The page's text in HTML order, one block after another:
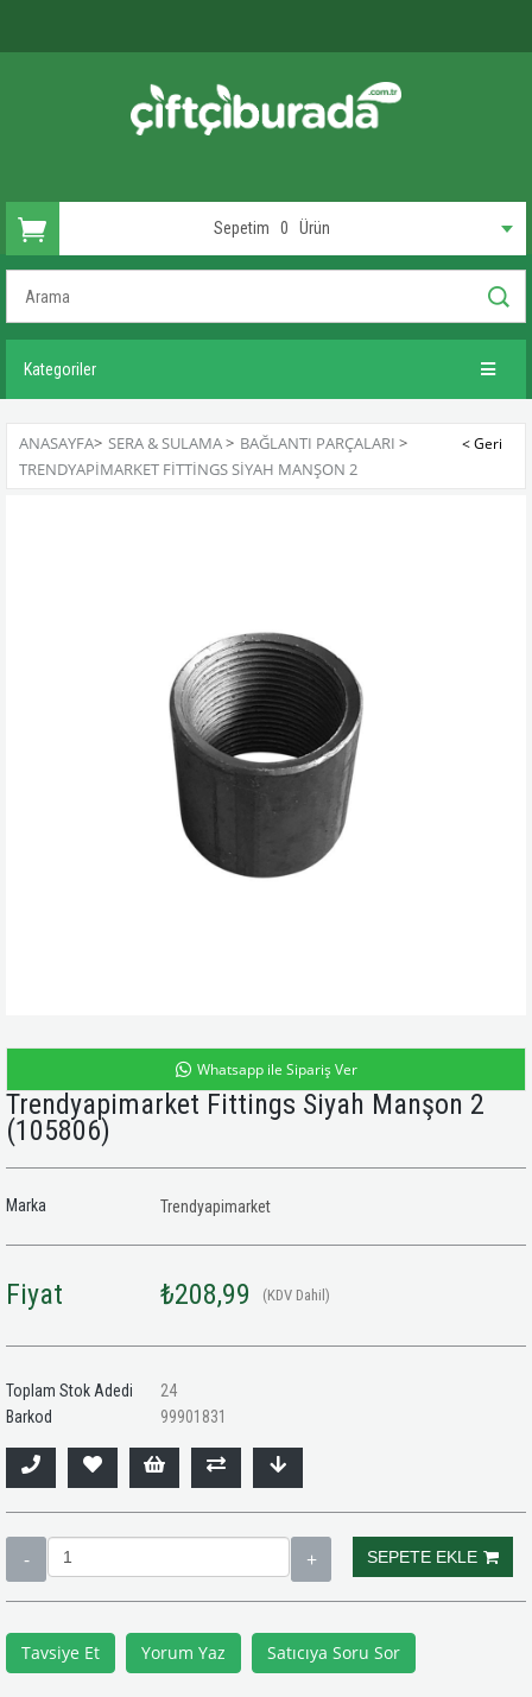
Sepetim 0 Ürün
Kategoriler
ANASAYFA> SERA & SULAMA> BAĞLANTI PARÇALARI >
TRENDYAPIMARKET FITTINGS SIYAH MANŞON 2
Whatsapp ile Sipariş Ver
Trendyapimarket Fittings Siyah Manşon 2
(105806)
Marka Trendyapimarket
Fiyat ₺208,99 (KDV Dahil)
Toplam Stok Adedi
24
Barkod
99901831
Tavsiye Et Yorum Yaz Satıcıya Soru Sor